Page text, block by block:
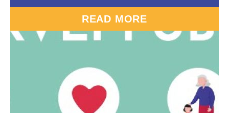
READ MORE